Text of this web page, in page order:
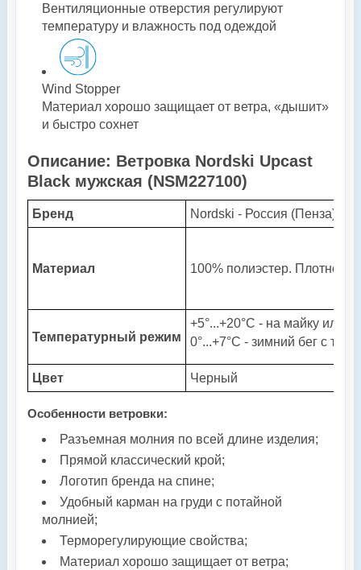
Вентиляционные отверстия регулируют
температуру и влажность под одеждой
Wind Stopper
Материал хорошо защищает от ветра, «дышит»
и быстро сохнет
Описание: Ветровка Nordski Upcast
Black мужская (NSM227100)
Бренд Nordski - Россия (Пенза)
Материал 100% полиэстер.
Температурный режим
+5°...+20°С - на майку или
0°...+7°С - зимний бег с
Цвет Черный
Особенности ветровки:
Разъемная молния по всей длине изделия;
Прямой классический крой;
Логотип бренда на спине;
Удобный карман на груди с потайной
молнией;
Терморегулирующие свойства;
Материал хорошо защищает от ветра;